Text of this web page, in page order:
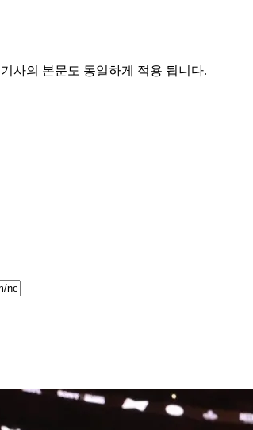
사의 본문도 동일하게 적용 됩니다.